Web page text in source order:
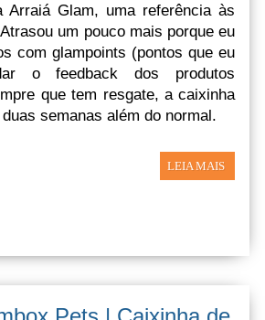
Arraiá Glam, uma referência às
um pouco mais porque eu
com glampoints (pontos que eu
o feedback dos produtos
que tem resgate, a caixinha
semanas além do normal.
LEIA MAIS